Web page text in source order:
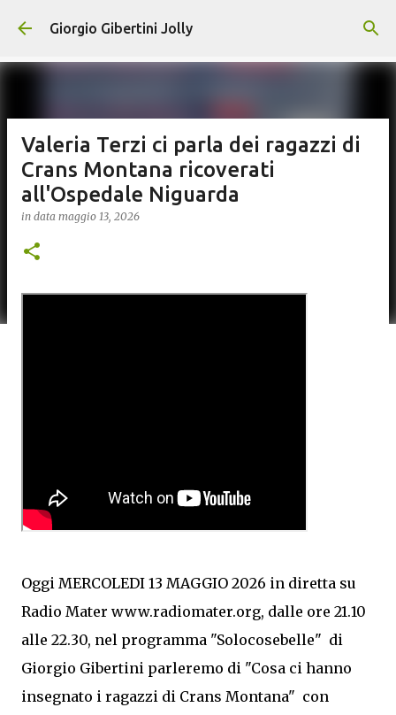
Passa ai contenuti principali
Giorgio Gibertini Jolly
Valeria Terzi ci parla dei ragazzi di
Crans Montana ricoverati
all'Ospedale Niguarda
in data maggio 13, 2026
Oggi MERCOLEDI 13 MAGGIO 2026 in diretta su
Radio Mater www.radiomater.org, dalle ore 21.10
alle 22.30, nel programma "Solocosebelle" di
Giorgio Gibertini parleremo di "Cosa ci hanno
insegnato i ragazzi di Crans Montana" con